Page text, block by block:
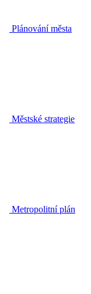
Plánování města
Městské strategie
Metropolitní plán